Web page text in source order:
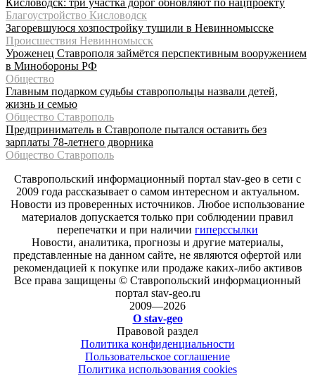
Благоустройство Кисловодск
Загоревшуюся хозпостройку тушили в Невинномысске
Происшествия Невинномысск
Уроженец Ставрополя займётся перспективным вооружением
в Минобороны РФ
Общество
Главным подарком судьбы ставропольцы назвали детей,
жизнь и семью
Общество Ставрополь
Предприниматель в Ставрополе пытался оставить без
зарплаты 78-летнего дворника
Общество Ставрополь
Ставропольский информационный портал stav-geo в сети с
2009 года рассказывает о самом интересном и актуальном.
Новости из проверенных источников. Любое использование
материалов допускается только при соблюдении правил
перепечатки и при наличии гиперссылки
Новости, аналитика, прогнозы и другие материалы,
представленные на данном сайте, не являются офертой или
рекомендацией к покупке или продаже каких-либо активов
Все права защищены © Ставропольский информационный
портал stav-geo.ru
2009—2026
О stav-geo
Правовой раздел
Политика конфиденциальности
Пользовательское соглашение
Политика использования cookies